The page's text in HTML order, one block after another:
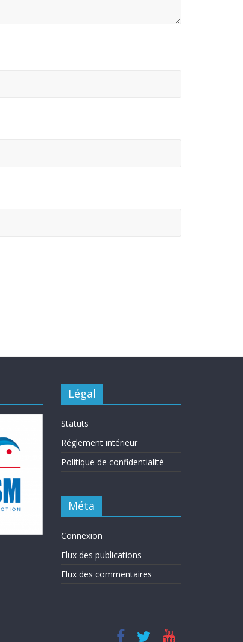
Légal
Statuts
Réglement intérieur
Politique de confidentialité
Méta
Connexion
Flux des publications
Flux des commentaires